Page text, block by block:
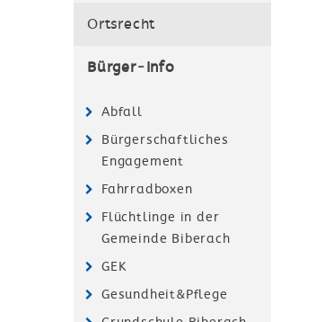
Ortsrecht
Bürger-Info
Abfall
Bürgerschaftliches
Engagement
Fahrradboxen
Flüchtlinge in der
Gemeinde Biberach
GEK
Gesundheit&Pflege